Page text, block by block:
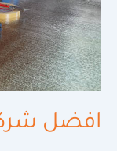
افضل